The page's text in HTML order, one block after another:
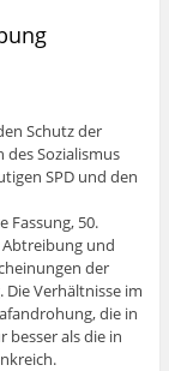
Schutz der
des Sozialismus
SPD und den
Fassung, 50.
und
der
Verhältnisse im
die in
besser als die in